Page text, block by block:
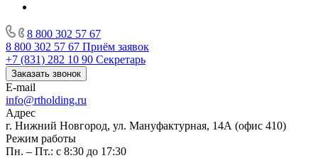
8 800 302 57 67
8 800 302 57 67 Приём заявок
+7 (831) 282 10 90 Секретарь
Заказать звонок
E-mail
info@rtholding.ru
Адрес
г. Нижний Новгород, ул. Мануфактурная, 14А (офис 410)
Режим работы
Пн. – Пт.: с 8:30 до 17:30